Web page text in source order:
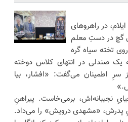
در راهروهای
گچ در دستِ معلم
تخته سیاه گره
صندلی در انتهای کلاس دوخته
اطمینان می‌گفت: «افشار، بیا
نجیبانه‌اش، برمی‌خاست. پیراهنِ
پدرش، «مشهدی درویش» را می‌داد.